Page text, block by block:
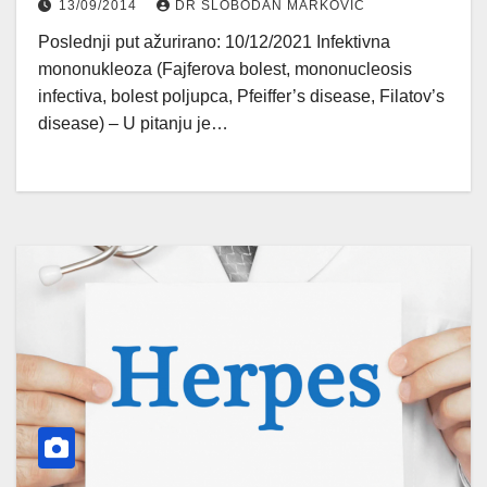
13/09/2014 DR SLOBODAN MARKOVIĆ
Poslednji put ažurirano: 10/12/2021 Infektivna
mononukleoza (Fajferova bolest, mononucleosis
infectiva, bolest poljupca, Pfeiffer’s disease, Filatov’s
disease) – U pitanju je…